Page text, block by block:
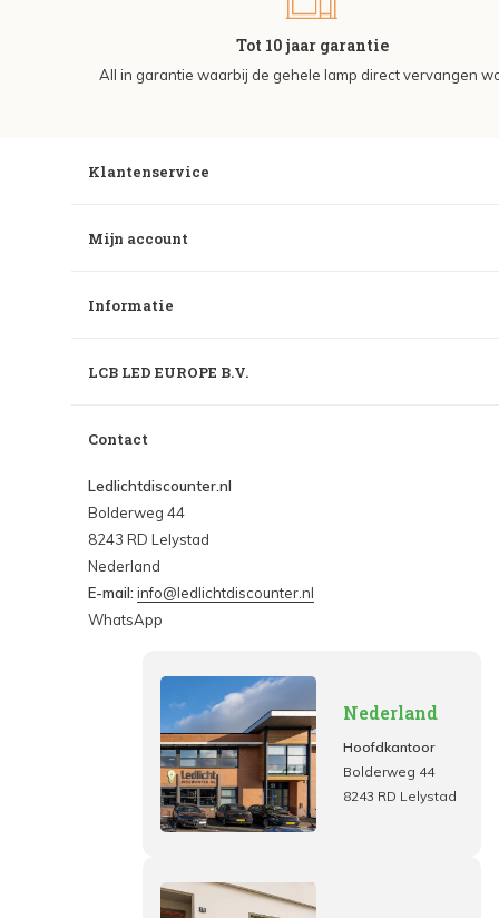
Tot 10 jaar garantie
All in garantie waarbij de gehele lamp direct vervangen
Klantenservice
Mijn account
Informatie
LCB LED EUROPE B.V.
Contact
Ledlichtdiscounter.nl
Bolderweg 44
8243 RD Lelystad
Nederland
E-mail: info@ledlichtdiscounter.nl
WhatsApp
Nederland
Hoofdkantoor
Bolderweg 44
8243 RD Lelystad